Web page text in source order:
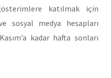
katılmak için
sosyal medya hesapları
kadar hafta sonları